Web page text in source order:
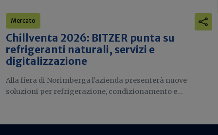
Mercato
Chillventa 2026: BITZER punta su
refrigeranti naturali, servizi e
digitalizzazione
Alla fiera di Norimberga l'azienda presenterà nuove
soluzioni per refrigerazione, condizionamento e...